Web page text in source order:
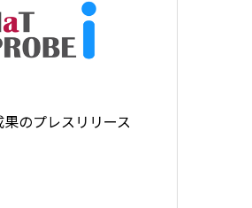
のプレスリリース